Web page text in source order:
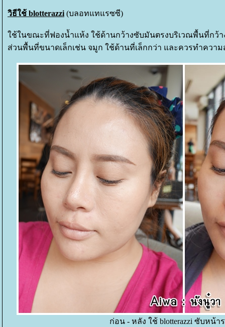
วิธีใช้ blotterazzi (บลอทแทแรซซี)
ช้ในขณะที่ฟองน้ำแห้ง ใช้ด้านกว้างซับมันตรงบริเวณพื้นที่กว้า
ส่วนพื้นที่ขนาดเล็กเช่น จมูก ใช้ด้านที่เล็กกว่า และควรทำความ
ก่อน - หลัง ช้ blotterazzi ซับหน้า